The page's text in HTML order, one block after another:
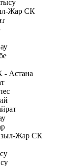
Жар СК
Астана
Жар СК